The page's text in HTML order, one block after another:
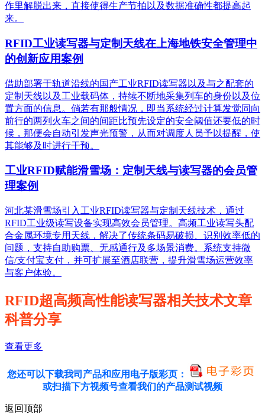
作里解脱出来，直接使得生产节拍以及数据准确性都提高起
来。
RFID工业读写器与定制天线在上海地铁安全管理中
的创新应用案例
借助部署于轨道沿线的国产工业RFID读写器以及与之配套的
定制天线以及工业载码体，持续不断地采集列车的身份以及位
置方面的信息。倘若有那般情况，即当系统经过计算发觉同向
前行的两列火车之间的间距比预先设定的安全阈值还要低的时
候，那便会自动引发声光预警，从而对调度人员予以提醒，使
其能够及时进行干预。
工业RFID赋能滑雪场：定制天线与读写器的会员管
理案例
河北某滑雪场引入工业RFID读写器与定制天线技术，通过
RFID工业级读写设备实现高效会员管理。高频工业读写头配
合金属环境专用天线，解决了传统条码易破损、识别效率低的
问题，支持自助购票、无感通行及多场景消费。系统支持微
信/支付宝支付，并可扩展至酒店联营，提升滑雪场运营效率
与客户体验。
RFID超高频高性能读写器相关技术文章
科普分享
查看更多
您还可以下载我司产品和应用电子版彩页：
或扫描下方视频号查看我们的产品测试视频
返回顶部